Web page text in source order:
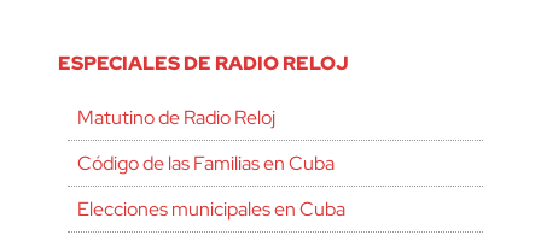
ESPECIALES DE RADIO RELOJ
Matutino de Radio Reloj
Código de las Familias en Cuba
Elecciones municipales en Cuba